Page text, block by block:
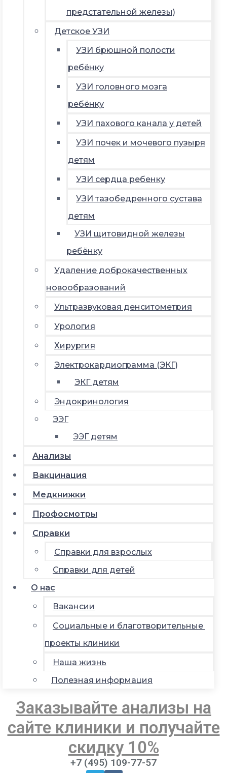
предстательной железы)
Детское УЗИ
УЗИ брюшной полости
ребёнку
УЗИ головного мозга
ребёнку
УЗИ пахового канала у детей
УЗИ почек и мочевого пузыря
детям
УЗИ сердца ребенку
УЗИ тазобедренного сустава
детям
УЗИ щитовидной железы
ребёнку
Удаление доброкачественных
новообразований
Ультразвуковая денситометрия
Урология
Хирургия
Электрокардиограмма (ЭКГ)
ЭКГ детям
Эндокринология
ЭЭГ
ЭЭГ детям
Анализы
Вакцинация
Медкнижки
Профосмотры
Справки
Справки для взрослых
Справки для детей
О нас
Вакансии
Социальные и благотворительные
проекты клиники
Наша жизнь
Полезная информация
Заказывайте анализы на
сайте клиники и получайте
скидку 10%
+7 (495) 109-77-57